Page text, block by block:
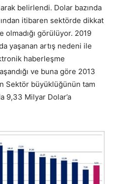
belirlendi. Dolar bazında
itibaren sektörde dikkat
görülüyor. 2019
yaşanan artış nedeni ile
haberleşme
ve buna göre 2013
Sektör büyüklüğünün tam
9,33 Milyar Dolar’a